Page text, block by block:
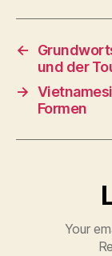
←
und der
→
Formen
Your